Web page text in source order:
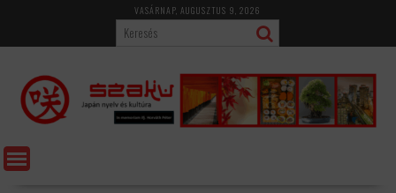
content
VASÁRNAP, AUGUSZTUS 9, 2026